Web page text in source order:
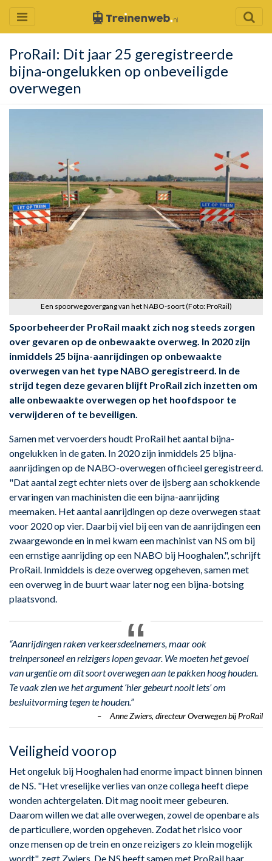
ProRail: Dit jaar 25 geregistreerde
bijna-ongelukken op onbeveiligde
overwegen
Een spoorwegovergang van het NABO-soort (Foto: ProRail)
Spoorbeheerder ProRail maakt zich nog steeds zorgen
over gevaren op de onbewaakte overweg. In 2020 zijn
inmiddels 25 bijna-aanrijdingen op onbewaakte
overwegen van het type NABO geregistreerd. In de
strijd tegen deze gevaren blijft ProRail zich inzetten om
alle onbewaakte overwegen op het hoofdspoor te
verwijderen of te beveiligen.
Samen met vervoerders houdt ProRail het aantal bijna-
ongelukken in de gaten. In 2020 zijn inmiddels 25 bijna-
aanrijdingen op de NABO-overwegen officieel geregistreerd.
"Dat aantal zegt echter niets over de ijsberg aan schokkende
ervaringen van machinisten die een bijna-aanrijding
meemaken. Het aantal aanrijdingen op deze overwegen staat
voor 2020 op vier. Daarbij viel bij een van de aanrijdingen een
zwaargewonde en in mei kwam een machinist van NS om bij
een ernstige aanrijding op een NABO bij Hooghalen.", schrijft
ProRail. Inmiddels is deze overweg opgeheven, samen met
een overweg in de buurt waar later nog een bijna-botsing
plaatsvond.
“Aanrijdingen raken verkeersdeelnemers, maar ook
treinpersoneel en reizigers lopen gevaar. We moeten het gevoel
van urgentie om dit soort overwegen aan te pakken hoog houden.
Te vaak zien we het argument ‘hier gebeurt nooit iets’ om
besluitvorming tegen te houden.”
Veiligheid voorop
Het ongeluk bij Hooghalen had enorme impact binnen binnen
de NS. "Het vreselijke verlies van onze collega heeft diepe
wonden achtergelaten. Dit mag nooit meer gebeuren.
Daarom willen we dat alle overwegen, zowel de openbare als
de particuliere, worden opgeheven. Zodat het risico voor
onze mensen op de trein en onze reizigers zo klein mogelijk
wordt", zegt Zwiers. De NS heeft samen met ProRail haar